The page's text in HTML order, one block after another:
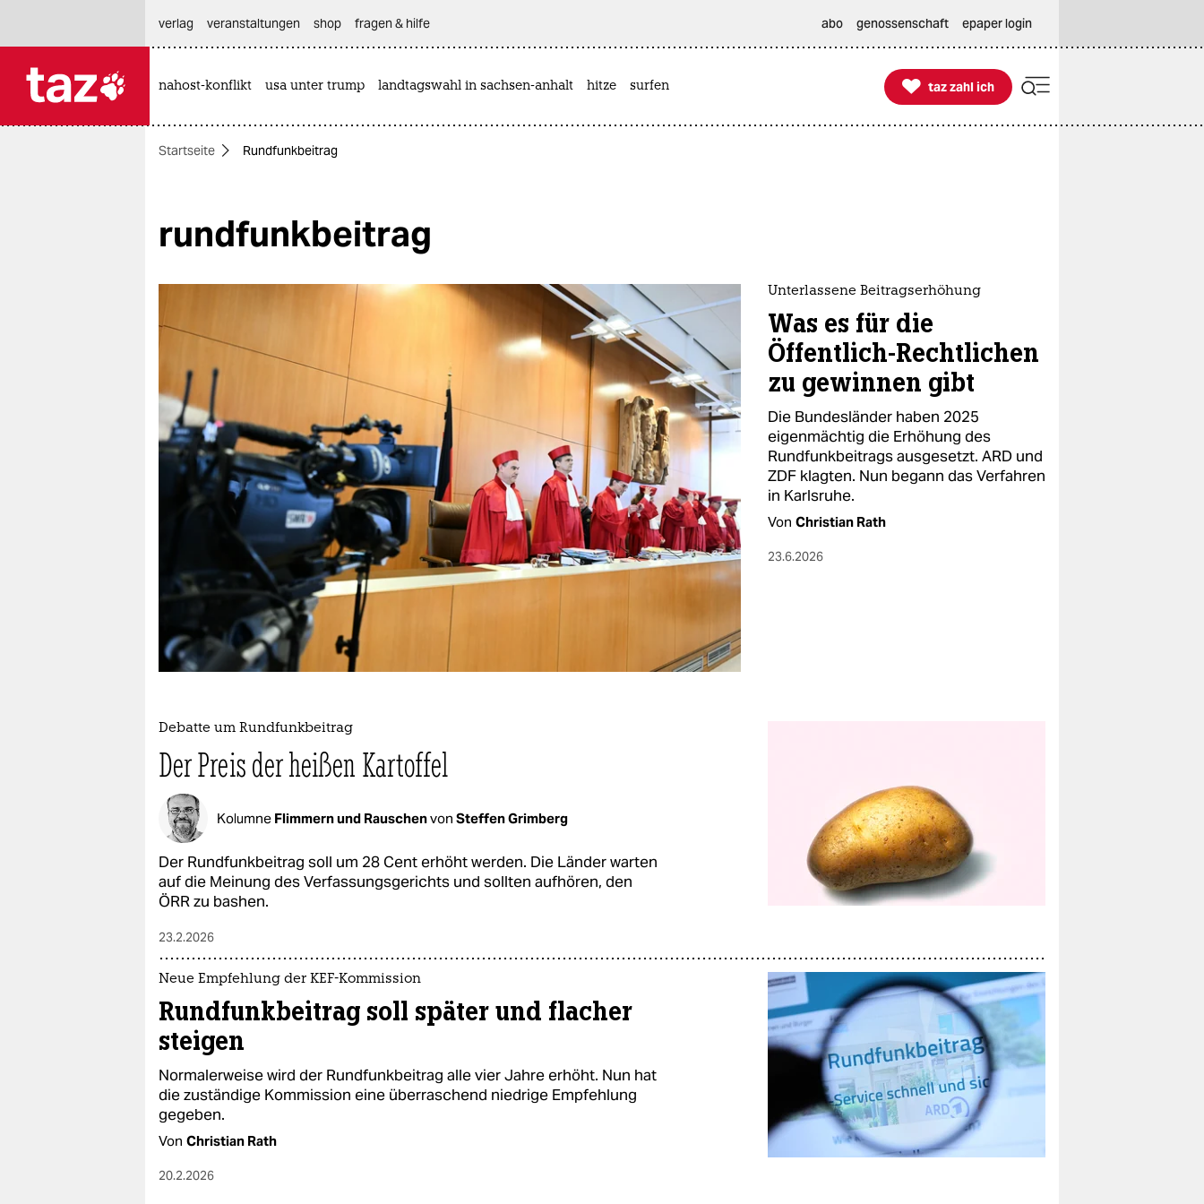
themen
öko
gesellschaft
kultur
sport
berlin
nord
wahrheit
veranstaltungen
shop
fragen & hilfe
abo
genossenschaft
epaper login
verlag
veranstaltungen shop fragen & hilfe abo genossenschaft epaper login
nahost-konflikt usa unter trump landtagswahl in sachsen-anhalt hitze surfen 
taz zahl ich
taz zahl ich
Startseite Rundfunkbeitrag
rundfunkbeitrag
Unterlassene Beitragserhöhung
Was es für die
Öffentlich-Rechtlichen
zu gewinnen gibt
Die Bundesländer haben 2025
eigenmächtig die Erhöhung des
Rundfunkbeitrags ausgesetzt. ARD und
ZDF klagten. Nun begann das Verfahren
in Karlsruhe.
Von Christian Rath
23.6.2026
Debatte um Rundfunkbeitrag
Der Preis der heißen Kartoffel
Kolumne Flimmern und Rauschenvon Steffen Grimberg
Der Rundfunkbeitrag soll um 28 Cent erhöht werden. Die Länder warten
auf die Meinung des Verfassungsgerichts und sollten aufhören, den
ÖRR zu bashen.
23.2.2026
Neue Empfehlung der KEF-Kommission
Rundfunkbeitrag soll später und flacher
steigen
Normalerweise wird der Rundfunkbeitrag alle vier Jahre erhöht. Nun hat
die zuständige Kommission eine überraschend niedrige Empfehlung
gegeben.
Von Christian Rath
20.2.2026